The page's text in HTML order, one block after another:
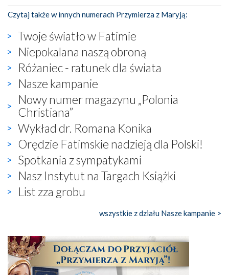
Czytaj także w innych numerach Przymierza z Maryją:
Twoje światło w Fatimie
Niepokalana naszą obroną
Różaniec - ratunek dla świata
Nasze kampanie
Nowy numer magazynu „Polonia
Christiana”
Wykład dr. Romana Konika
Orędzie Fatimskie nadzieją dla Polski!
Spotkania z sympatykami
Nasz Instytut na Targach Książki
List zza grobu
wszystkie z działu Nasze kampanie >